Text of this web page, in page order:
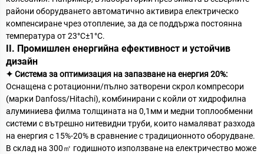
райони оборудването автоматично активира електрическо
компенсиране чрез отопление, за да се поддържа постоянна
температура от 23°C±1°C.
II. Промишлен енергийна ефективност и устойчив
дизайн
✦ Система за оптимизация на запазване на енергия 20%:
Оснащена с ротационни/пълно затворени скрол компресори
(марки Danfoss/Hitachi), комбинирани с койли от хидрофилна
алуминиева филма толщината на 0,1мм и медни топлообменни
системи с вътрешно нитевидни труби, които намаляват разхода
на енергия с 15%-20% в сравнение с традиционното оборудване.
В склад на 300㎡ годишното използване на електричество може